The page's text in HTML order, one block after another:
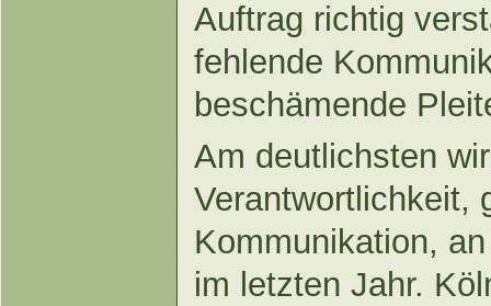
Auftrag richtig
fehlende
beschämende
Am deutlichsten
Verantwortlichkeit,
Kommunikation,
im letzten Jahr.